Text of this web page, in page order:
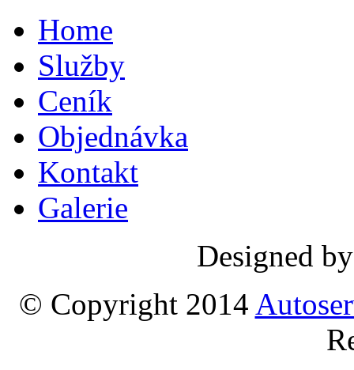
Home
Služby
Ceník
Objednávka
Kontakt
Galerie
Designed
© Copyright 2014